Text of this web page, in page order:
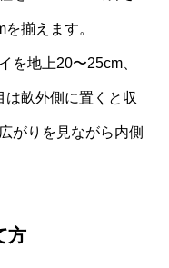
揃えます。
を地上20〜25cm、
畝外側に置くと収
がりを見ながら内側
方